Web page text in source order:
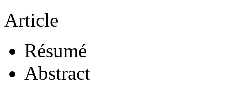
Article
Résumé
Abstract